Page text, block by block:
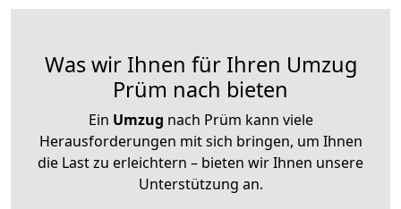
Was wir Ihnen für Ihren Umzug
Prüm nach bieten
Ein Umzug nach Prüm kann viele
Herausforderungen mit sich bringen, um Ihnen
die Last zu erleichtern – bieten wir Ihnen unsere
Unterstützung an.